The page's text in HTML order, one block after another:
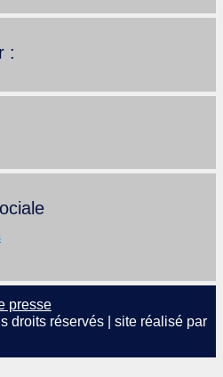
:
presse
droits réservés | site réalisé par